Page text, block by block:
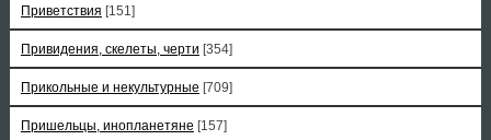
Приветствия [151]
Привидения, скелеты, черти [354]
Прикольные и некультурные [709]
Пришельцы, инопланетяне [157]